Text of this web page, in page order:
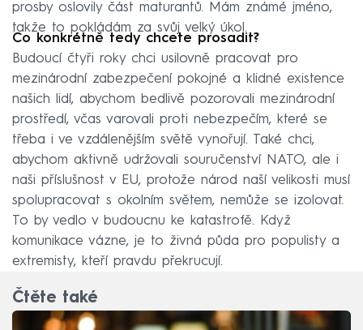
prosby oslovily část maturantů. Mám známé jméno,
takže to pokládám za svůj velký úkol.
Co konkrétně tedy chcete prosadit?
Budoucí čtyři roky chci usilovně pracovat pro
mezinárodní zabezpečení pokojné a klidné existence
našich lidí, abychom bedlivě pozorovali mezinárodní
prostředí, včas varovali proti nebezpečím, které se
třeba i ve vzdálenějším světě vynořují. Také chci,
abychom aktivně udržovali souručenství NATO, ale i
naši příslušnost v EU, protože národ naší velikosti musí
spolupracovat s okolním světem, nemůže se izolovat.
To by vedlo v budoucnu ke katastrofě. Když
komunikace vázne, je to živná půda pro populisty a
extremisty, kteří pravdu překrucují.
Čtěte také